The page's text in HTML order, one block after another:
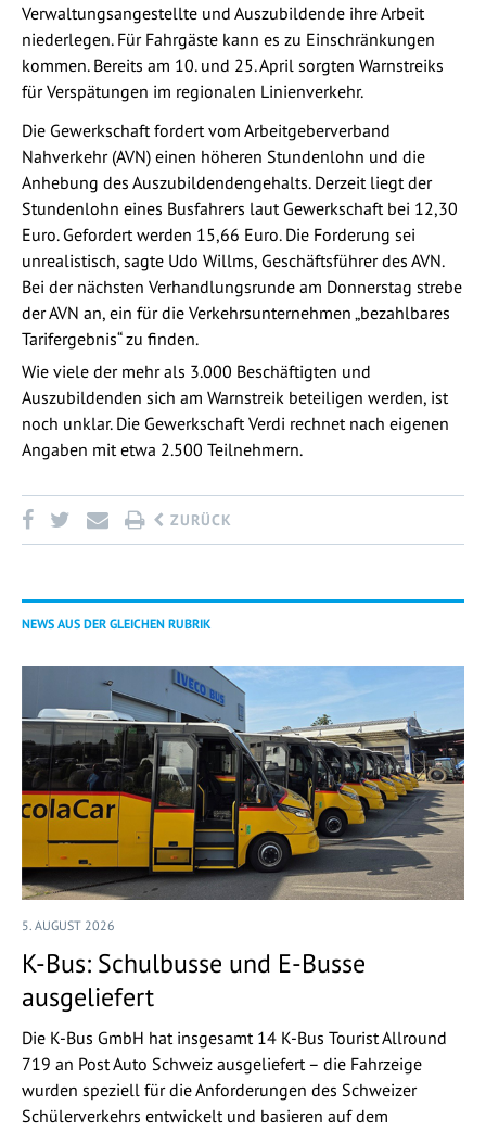
Verwaltungsangestellte und Auszubildende ihre Arbeit
niederlegen. Für Fahrgäste kann es zu Einschränkungen
kommen. Bereits am 10. und 25. April sorgten Warnstreiks
für Verspätungen im regionalen Linienverkehr.
Die Gewerkschaft fordert vom Arbeitgeberverband
Nahverkehr (AVN) einen höheren Stundenlohn und die
Anhebung des Auszubildendengehalts. Derzeit liegt der
Stundenlohn eines Busfahrers laut Gewerkschaft bei 12,30
Euro. Gefordert werden 15,66 Euro. Die Forderung sei
unrealistisch, sagte Udo Willms, Geschäftsführer des AVN.
Bei der nächsten Verhandlungsrunde am Donnerstag strebe
der AVN an, ein für die Verkehrsunternehmen „bezahlbares
Tarifergebnis“ zu finden.
Wie viele der mehr als 3.000 Beschäftigten und
Auszubildenden sich am Warnstreik beteiligen werden, ist
noch unklar. Die Gewerkschaft Verdi rechnet nach eigenen
Angaben mit etwa 2.500 Teilnehmern.
ZURÜCK
NEWS AUS DER GLEICHEN RUBRIK
5. AUGUST 2026
K-Bus: Schulbusse und E-Busse
ausgeliefert
Die K-Bus GmbH hat insgesamt 14 K-Bus Tourist Allround
719 an Post Auto Schweiz ausgeliefert – die Fahrzeige
wurden speziell für die Anforderungen des Schweizer
Schülerverkehrs entwickelt und basieren auf dem